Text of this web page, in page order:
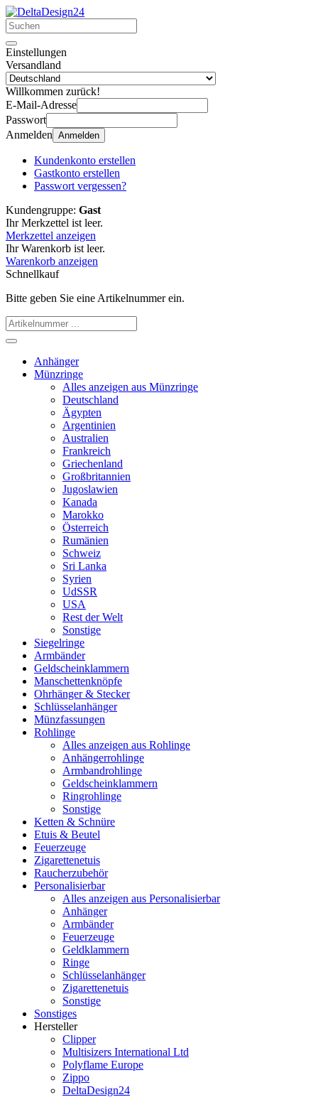
Einstellungen
Versandland
Willkommen zurück!
E-Mail-Adresse
Passwort
Anmelden Anmelden
Kundenkonto erstellen
Gastkonto erstellen
Passwort vergessen?
Kundengruppe: Gast
Ihr Merkzettel ist leer.
Merkzettel anzeigen
Ihr Warenkorb ist leer.
Warenkorb anzeigen
Schnellkauf
Bitte geben Sie eine Artikelnummer ein.
Anhänger
Münzringe
Alles anzeigen aus Münzringe
Deutschland
Ägypten
Argentinien
Australien
Frankreich
Griechenland
Großbritannien
Jugoslawien
Kanada
Marokko
Österreich
Rumänien
Schweiz
Sri Lanka
Syrien
UdSSR
USA
Rest der Welt
Sonstige
Siegelringe
Armbänder
Geldscheinklammern
Manschettenknöpfe
Ohrhänger & Stecker
Schlüsselanhänger
Münzfassungen
Rohlinge
Alles anzeigen aus Rohlinge
Anhängerrohlinge
Armbandrohlinge
Geldscheinklammern
Ringrohlinge
Sonstige
Ketten & Schnüre
Etuis & Beutel
Feuerzeuge
Zigarettenetuis
Raucherzubehör
Personalisierbar
Alles anzeigen aus Personalisierbar
Anhänger
Armbänder
Feuerzeuge
Geldklammern
Ringe
Schlüsselanhänger
Zigarettenetuis
Sonstige
Sonstiges
Hersteller
Clipper
Multisizers International Ltd
Polyflame Europe
Zippo
DeltaDesign24